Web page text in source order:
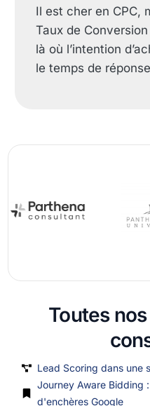
Il est cher en CPC,
Taux de
là où l’intention
le temps de
Toutes
Lead Scoring dans une
Journey Aware Bidding
d'enchères Google